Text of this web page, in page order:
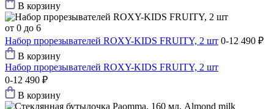
В корзину
от 0 до 6
Набор прорезывателей ROXY-KIDS FRUITY, 2 шт 0-12 490 ₽
В корзину
Набор прорезывателей ROXY-KIDS FRUITY, 2 шт
0-12 490 ₽
В корзину